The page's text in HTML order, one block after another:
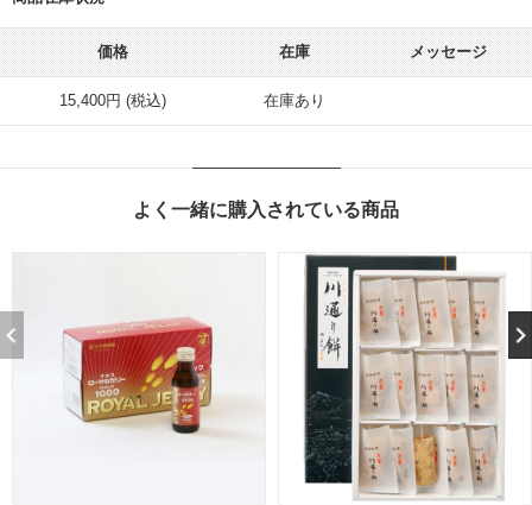
価格 在庫 メッセージ
15,400円 (税込) 在庫あり
よく一緒に購入されている商品